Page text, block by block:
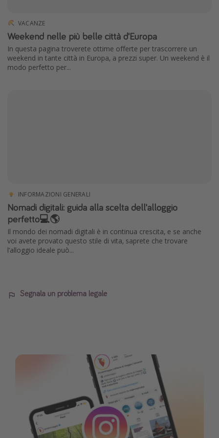
VACANZE
Weekend nelle più belle città d'Europa
In questa pagina troverete ottime offerte per trascorrere un
weekend in tante città in Europa, a prezzi super. Un weekend è il
modo perfetto per...
INFORMAZIONI GENERALI
Nomadi digitali: guida alla scelta dell'alloggio
perfetto💻🌎
Il mondo dei nomadi digitali è in continua crescita, e se anche
voi avete provato questo stile di vita, saprete che trovare
l’alloggio ideale può...
Segnala un problema legale